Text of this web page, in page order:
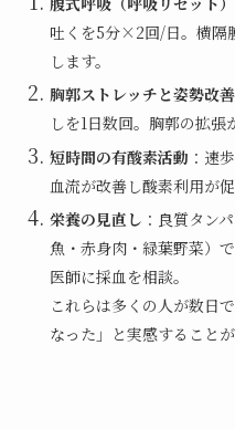
吐くを5分×2回/日。横隔
します。
胸郭ストレッチと姿勢改善
しを1日数回。胸郭の拡張
短時間の有酸素活動 ：速
血流が改善し酸素利用が促
栄養の見直し ：良質タン
魚・赤身肉・緑葉野菜）
医師に採血を相談。
これらは多くの人が数日
なった」と実感することが